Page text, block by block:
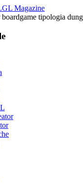
tipologia